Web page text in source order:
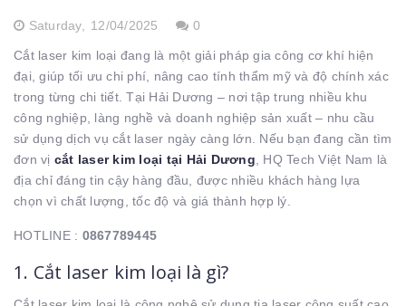
Saturday, 12/04/2025 0
Cắt laser kim loại đang là một giải pháp gia công cơ khí hiện
đại, giúp tối ưu chi phí, nâng cao tính thẩm mỹ và độ chính xác
trong từng chi tiết. Tại Hải Dương – nơi tập trung nhiều khu
công nghiệp, làng nghề và doanh nghiệp sản xuất – nhu cầu
sử dụng dịch vụ cắt laser ngày càng lớn. Nếu bạn đang cần tìm
đơn vị cắt laser kim loại tại Hải Dương , HQ Tech Việt Nam là
địa chỉ đáng tin cậy hàng đầu, được nhiều khách hàng lựa
chọn vì chất lượng, tốc độ và giá thành hợp lý.
HOTLINE : 0867789445
1. Cắt laser kim loại là gì?